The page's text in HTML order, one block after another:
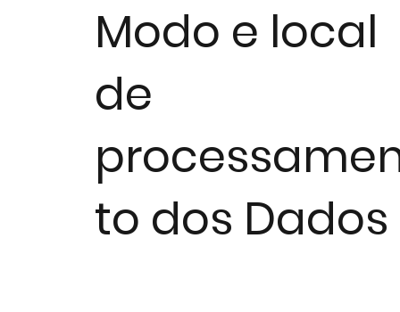
Modo e local
de
to dos Dados